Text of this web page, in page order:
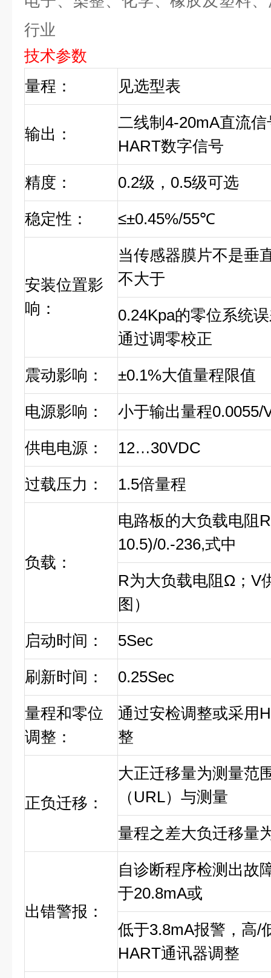
行业
技术参数
量程：
见选型表
输出：
二线制4-20mA直流
HART数字信号
精度：
0.2级，0.5级可选
稳定性：
≤±0.45%/55℃
安装位置影
响：
当传感器膜片不是垂
不大于
0.24Kpa的零位系统
通过调零校正
震动影响：
±0.1%大值量程限值
电源影响：
小于输出量程0.0055/
供电电源：
12…30VDC
过载压力：
1.5倍量程
负载：
电路板的大负载电阻
10.5)/0.-236,式中
R为大负载电阻Ω；V
图）
启动时间：
5Sec
刷新时间：
0.25Sec
量程和零位
调整：
通过安检调整或采用
整
正负迁移：
大正迁移量为测量范
（URL）与测量
量程之差大负迁移量
出错警报：
自诊断程序检测出故
于20.8mA或
低于3.8mA报警，高/
HART通讯器调整